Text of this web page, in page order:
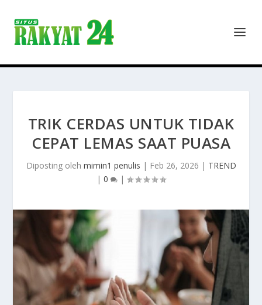
TRIK CERDAS UNTUK TIDAK
CEPAT LEMAS SAAT PUASA
Diposting oleh mimin1 penulis | Feb 26, 2026 | TREND
| 0 |